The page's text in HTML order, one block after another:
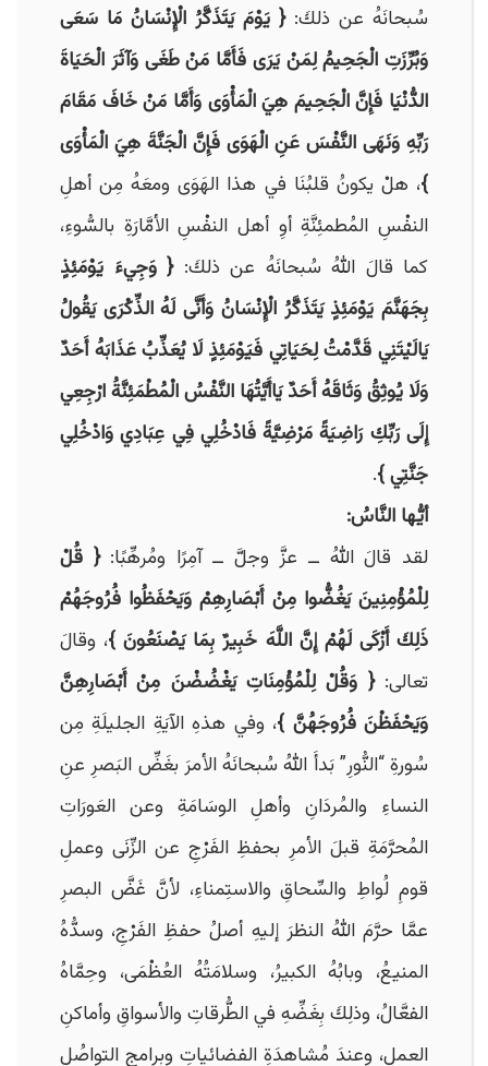
سُبحانَهُ عن ذلكَ:{ يَوْمَ يَتَذَكَّرُ الْإِنْسَانُ مَا سَعَى
وَبُرِّزَتِ الْجَحِيمُ لِمَنْ يَرَى فَأَمَّا مَنْ طَغَى وَآثَرَ الْحَيَاةَ
الدُّنْيَا فَإِنَّ الْجَحِيمَ هِيَ الْمَأْوَى وَأَمَّا مَنْ خَافَ مَقَامَ
رَبِّهِ وَنَهَى النَّفْسَ عَنِ الْهَوَى فَإِنَّ الْجَنَّةَ هِيَ الْمَأْوَى
}، هلْ يكونُ قلبُنَا في هذا الهَوَى ومعَهُ مِن أهلِ
النفْسِ المُطمئِنَّةِ أوِ أهل النفْسِ الأمَّارَةِ بالسُّوءِ،
كما قالَ اللهُ سُبحانَهُ عن ذلكَ:{ وَجِيءَ يَوْمَئِذٍ
بِجَهَنَّمَ يَوْمَئِذٍ يَتَذَكَّرُ الْإِنْسَانُ وَأَنَّى لَهُ الذِّكْرَى يَقُولُ
يَالَيْتَنِي قَدَّمْتُ لِحَيَاتِي فَيَوْمَئِذٍ لَا يُعَذِّبُ عَذَابَهُ أَحَدٌ
وَلَا يُوثِقُ وَثَاقَهُ أَحَدٌ يَاأَيَّتُهَا النَّفْسُ الْمُطْمَئِنَّةُ ارْجِعِي
إِلَى رَبِّكِ رَاضِيَةً مَرْضِيَّةً فَادْخُلِي فِي عِبَادِي وَادْخُلِي
جَنَّتِي }.
أيُّها النَّاسُ:
لقد قالَ اللهُ ــ عزَّ وجلَّ ــ آمِرًا ومُرهِّبًا:{ قُلْ
لِلْمُؤْمِنِينَ يَغُضُّوا مِنْ أَبْصَارِهِمْ وَيَحْفَظُوا فُرُوجَهُمْ
ذَلِكَ أَزْكَى لَهُمْ إِنَّ اللَّهَ خَبِيرٌ بِمَا يَصْنَعُونَ }، وقالَ
تعالى:{ وَقُلْ لِلْمُؤْمِنَاتِ يَغْضُضْنَ مِنْ أَبْصَارِهِنَّ
وَيَحْفَظْنَ فُرُوجَهُنَّ }، وفي هذهِ الآيَةِ الجليلَةِ مِن
سُورةِ “النُّورِ” بَدأَ اللهُ سُبحانَهُ الأمرَ بغَضِّ البَصرِ عنِ
النساءِ والمُردَانِ وأهلِ الوسَامَةِ وعن العَورَاتِ
المُحرَّمَةِ قبلَ الأمرِ بحفظِ الفَرْجِ عن الزِّنَى وعملِ
قومِ لُواطِ والسِّحاقِ والاستِمناءِ، لأنَّ غَضَّ البصرِ
عمَّا حرَّمَ اللهُ النظرَ إليهِ أصلُ حفظِ الفَرْجِ، وسدُّهُ
المنيعُ، وبابُهُ الكبيرُ، وسلامَتُهُ العُظْمَى، وحِمَّاهُ
الفعَّالُ، وذلِكَ بِغَضِّهِ في الطُّرقاتِ والأسواقِ وأماكنِ
العملِ، وعندَ مُشاهدَةِ الفضائياتِ وبرامجِ التواصُلِ